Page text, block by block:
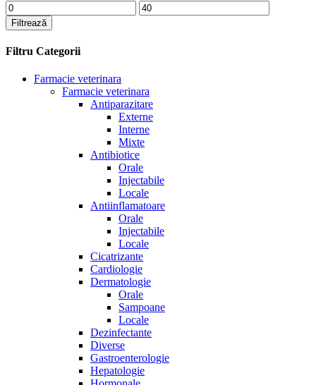
Preț
minim
Preț
maxim
Filtrează
Filtru Categorii
Farmacie veterinara
Farmacie veterinara
Antiparazitare
Externe
Interne
Mixte
Antibiotice
Orale
Injectabile
Locale
Antiinflamatoare
Orale
Injectabile
Locale
Cicatrizante
Cardiologie
Dermatologie
Orale
Sampoane
Locale
Dezinfectante
Diverse
Gastroenterologie
Hepatologie